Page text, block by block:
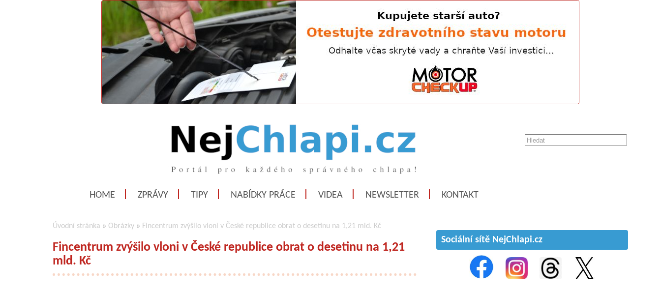
HOME ZPRÁVY TIPY NABÍDKY PRÁCE VIDEA NEWSLETTER KONTAKT
Úvodní stránka » Obrázky » Fincentrum zvýšilo vloni v České republice obrat o desetinu na 1,21 mld. Kč
Fincentrum zvýšilo vloni v České republice obrat o desetinu na 1,21
mld. Kč
Sociální sítě NejChlapi.cz